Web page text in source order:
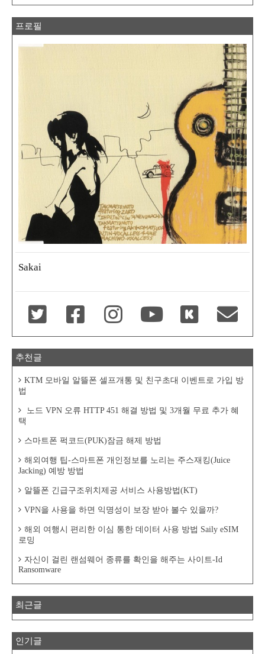
프로필
Sakai
추천글
KTM 모바일 알뜰폰 셀프개통 및 친구초대 이벤트로 가입 방
법
노드 VPN 오류 HTTP 451 해결 방법 및 3개월 무료 추가 혜
택
스마트폰 퍽코드(PUK)잠금 해제 방법
해외여행 팁-스마트폰 개인정보를 노리는 주스재킹(Juice
Jacking) 예방 방법
알뜰폰 긴급구조위치제공 서비스 사용방법(KT)
VPN을 사용을 하면 익명성이 보장 받아 볼수 있을까?
해외 여행시 편리한 이심 통한 데이터 사용 방법 Saily eSIM
로밍
자신이 걸린 랜섬웨어 종류를 확인을 해주는 사이트-Id
Ransomware
최근글
인기글